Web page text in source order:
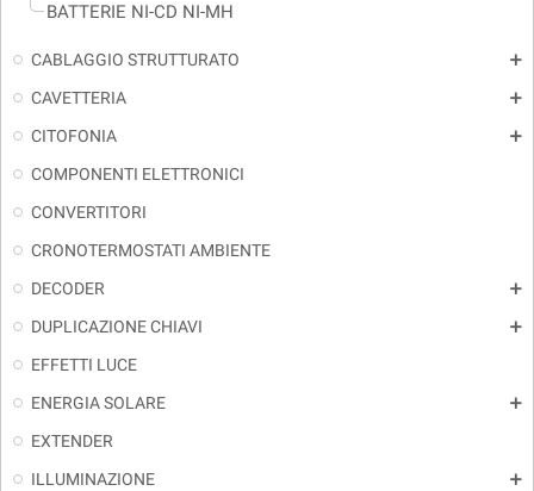
BATTERIE NI-CD NI-MH
CABLAGGIO STRUTTURATO add
CAVETTERIA add
CITOFONIA add
COMPONENTI ELETTRONICI
CONVERTITORI
CRONOTERMOSTATI AMBIENTE
DECODER
add
DUPLICAZIONE CHIAVI add
EFFETTI LUCE
ENERGIA SOLARE
add
EXTENDER
ILLUMINAZIONE
add